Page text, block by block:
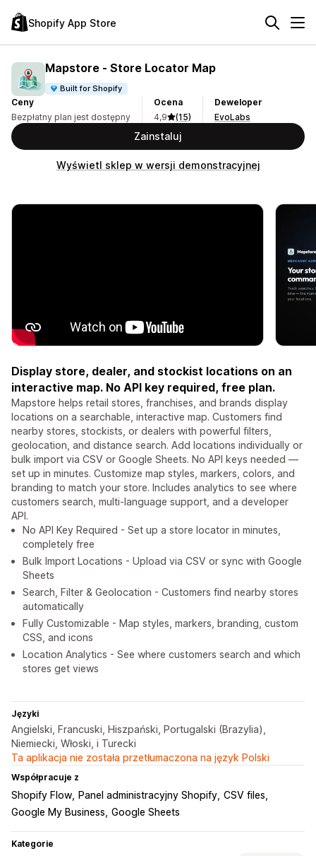
Shopify App Store
Mapstore ‑ Store Locator Map
Built for Shopify
Ceny
Bezpłatny plan jest dostępny
Ocena
4,9
(15)
Deweloper
EvoLabs
Zainstaluj
Wyświetl sklep w wersji demonstracyjnej
Display store, dealer, and stockist locations on an
interactive map. No API key required, free plan.
Mapstore helps retail stores, franchises, and brands display
locations on a searchable, interactive map. Customers find
nearby stores, stockists, or dealers with powerful filters,
geolocation, and distance search. Add locations individually or
bulk import via CSV or Google Sheets. No API keys needed —
set up in minutes. Customize map styles, markers, colors, and
branding to match your store. Includes analytics to see where
customers search, multi-language support, and a developer
API.
No API Key Required - Set up a store locator in minutes,
completely free
Bulk Import Locations - Upload via CSV or sync with Google
Sheets
Search, Filter & Geolocation - Customers find nearby stores
automatically
Fully Customizable - Map styles, markers, branding, custom
CSS, and icons
Location Analytics - See where customers search and which
stores get views
Języki
Angielski, Francuski, Hiszpański, Portugalski (Brazylia),
Niemiecki, Włoski, i Turecki
Ta aplikacja nie została przetłumaczona na język Polski
Współpracuje z
Shopify Flow Panel administracyjny Shopify CSV files
Google My Business Google Sheets
Kategorie